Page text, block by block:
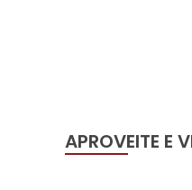
APROVEITE E